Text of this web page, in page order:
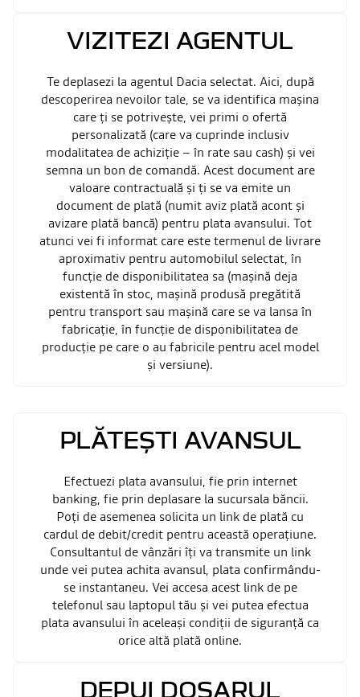
VIZITEZI AGENTUL
Te deplasezi la agentul Dacia selectat. Aici, după
descoperirea nevoilor tale, se va identifica mașina
care ți se potrivește, vei primi o ofertă
personalizată (care va cuprinde inclusiv
modalitatea de achiziție – în rate sau cash) și vei
semna un bon de comandă. Acest document are
valoare contractuală și ți se va emite un
document de plată (numit aviz plată acont și
avizare plată bancă) pentru plata avansului. Tot
atunci vei fi informat care este termenul de livrare
aproximativ pentru automobilul selectat, în
funcție de disponibilitatea sa (mașină deja
existentă în stoc, mașină produsă pregătită
pentru transport sau mașină care se va lansa în
fabricație, în funcție de disponibilitatea de
producție pe care o au fabricile pentru acel model
și versiune).
PLĂTEȘTI AVANSUL
Efectuezi plata avansului, fie prin internet
banking, fie prin deplasare la sucursala băncii.
Poți de asemenea solicita un link de plată cu
cardul de debit/credit pentru această operațiune.
Consultantul de vânzări îți va transmite un link
unde vei putea achita avansul, plata confirmându-
se instantaneu. Vei accesa acest link de pe
telefonul sau laptopul tău și vei putea efectua
plata avansului în aceleași condiții de siguranță ca
orice altă plată online.
DEPUI DOSARUL